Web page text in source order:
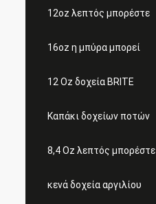
12oz λεπτός μπορέστε
16oz η μπύρα μπορεί
12 Oz δοχεία BRITE
Καπάκι δοχείων ποτών
8,4 Oz λεπτός μπορέστε
κενά δοχεία αργιλίου